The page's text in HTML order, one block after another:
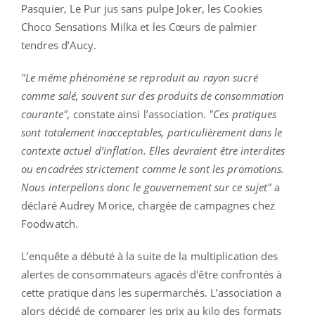
Pasquier, Le Pur jus sans pulpe Joker, les Cookies
Choco Sensations Milka et les Cœurs de palmier
tendres d’Aucy.
"Le même phénomène se reproduit au rayon sucré
comme salé, souvent sur des produits de consommation
courante", constate ainsi l’association. "Ces pratiques
sont totalement inacceptables, particulièrement dans le
contexte actuel d’inflation. Elles devraient être interdites
ou encadrées strictement comme le sont les promotions.
Nous interpellons donc le gouvernement sur ce sujet" a
déclaré Audrey Morice, chargée de campagnes chez
Foodwatch.
L’enquête a débuté à la suite de la multiplication des
alertes de consommateurs agacés d'être confrontés à
cette pratique dans les supermarchés. L’association a
alors décidé de comparer les prix au kilo des formats